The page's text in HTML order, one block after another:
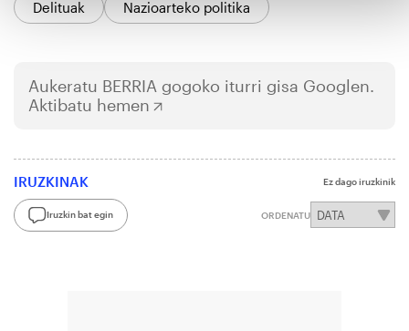
Delituak
Nazioarteko politika
Aukeratu BERRIA gogoko iturri gisa Googlen.
Aktibatu hemen
IRUZKINAK Ez dago iruzkinik
Iruzkin bat egin ORDENATU